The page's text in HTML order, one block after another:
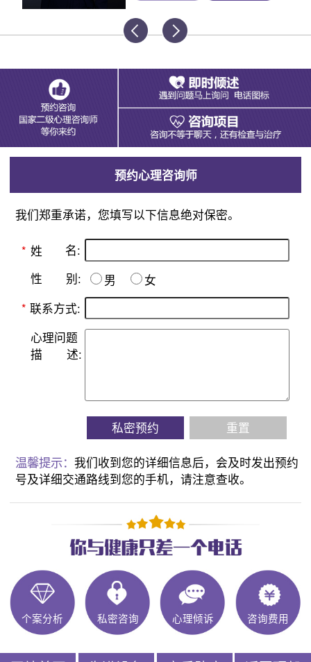
预约心理咨询师
我们郑重承诺，您填写以下信息绝对保密。
* 姓 名:
性 别: 男
女
* 联系方式:
心理问题
描
述:
私密预约 重置
温馨提示：我们收到您的详细信息后，会及时发出预约
号及详细交通路线到您的手机，请注意查收。
个案分析 私密咨询 心理倾诉 咨询费用